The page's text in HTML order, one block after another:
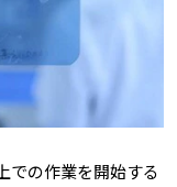
での作業を開始する